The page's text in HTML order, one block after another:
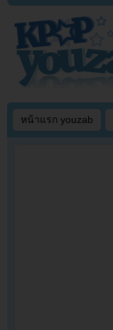
หน้าแรก youzab